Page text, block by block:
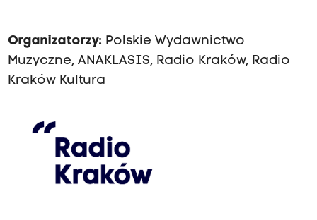
Organizatorzy: Polskie Wydawnictwo
Muzyczne, ANAKLASIS, Radio Kraków, Radio
Kraków Kultura